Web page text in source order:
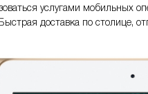
услугами мобильных
доставка по столице,